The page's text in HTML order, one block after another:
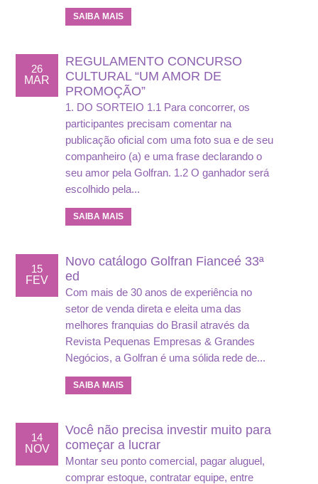
SAIBA MAIS
26
MAR
REGULAMENTO CONCURSO
CULTURAL “UM AMOR DE
PROMOÇÃO”
1. DO SORTEIO 1.1 Para concorrer, os
participantes precisam comentar na
publicação oficial com uma foto sua e de seu
companheiro (a) e uma frase declarando o
seu amor pela Golfran. 1.2 O ganhador será
escolhido pela...
SAIBA MAIS
15
FEV
Novo catálogo Golfran Fianceé 33ª
ed
Com mais de 30 anos de experiência no
setor de venda direta e eleita uma das
melhores franquias do Brasil através da
Revista Pequenas Empresas & Grandes
Negócios, a Golfran é uma sólida rede de...
SAIBA MAIS
14
NOV
Você não precisa investir muito para
começar a lucrar
Montar seu ponto comercial, pagar aluguel,
comprar estoque, contratar equipe, entre